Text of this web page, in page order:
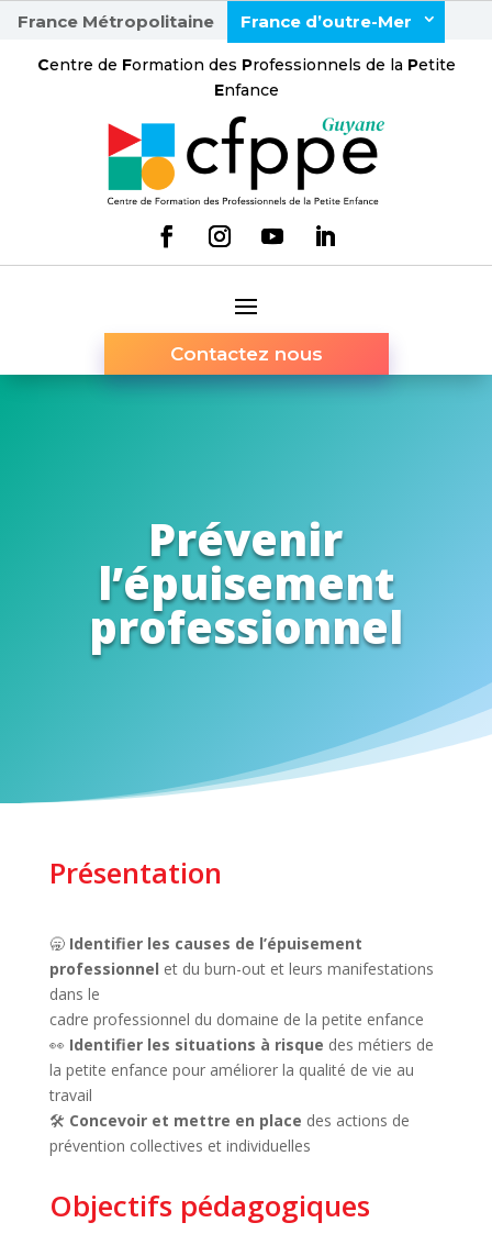
France Métropolitaine France d’outre-Mer
Centre de Formation des Professionnels de la Petite
Enfance
Contactez nous
Prévenir
l’épuisement
professionnel
Présentation
🥱Identifier les causes de l’épuisement
professionnel et du burn-out et leurs manifestations
dans le
cadre professionnel du domaine de la petite enfance
👀 Identifier les situations à risque des métiers de
la petite enfance pour améliorer la qualité de vie au
travail
🛠 Concevoir et mettre en place des actions de
prévention collectives et individuelles
Objectifs pédagogiques